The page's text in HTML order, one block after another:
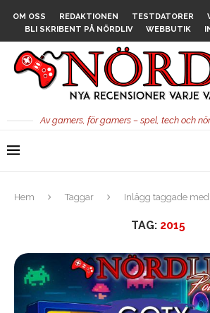
OM OSS REDAKTIONEN TESTDATORER
BLI SKRIBENT PÅ NÖRDLIV
WEBBUTIK
Av gamers, för gamers – spel, tech och
Hem Taggar Inlägg taggade med
TAG: 2015